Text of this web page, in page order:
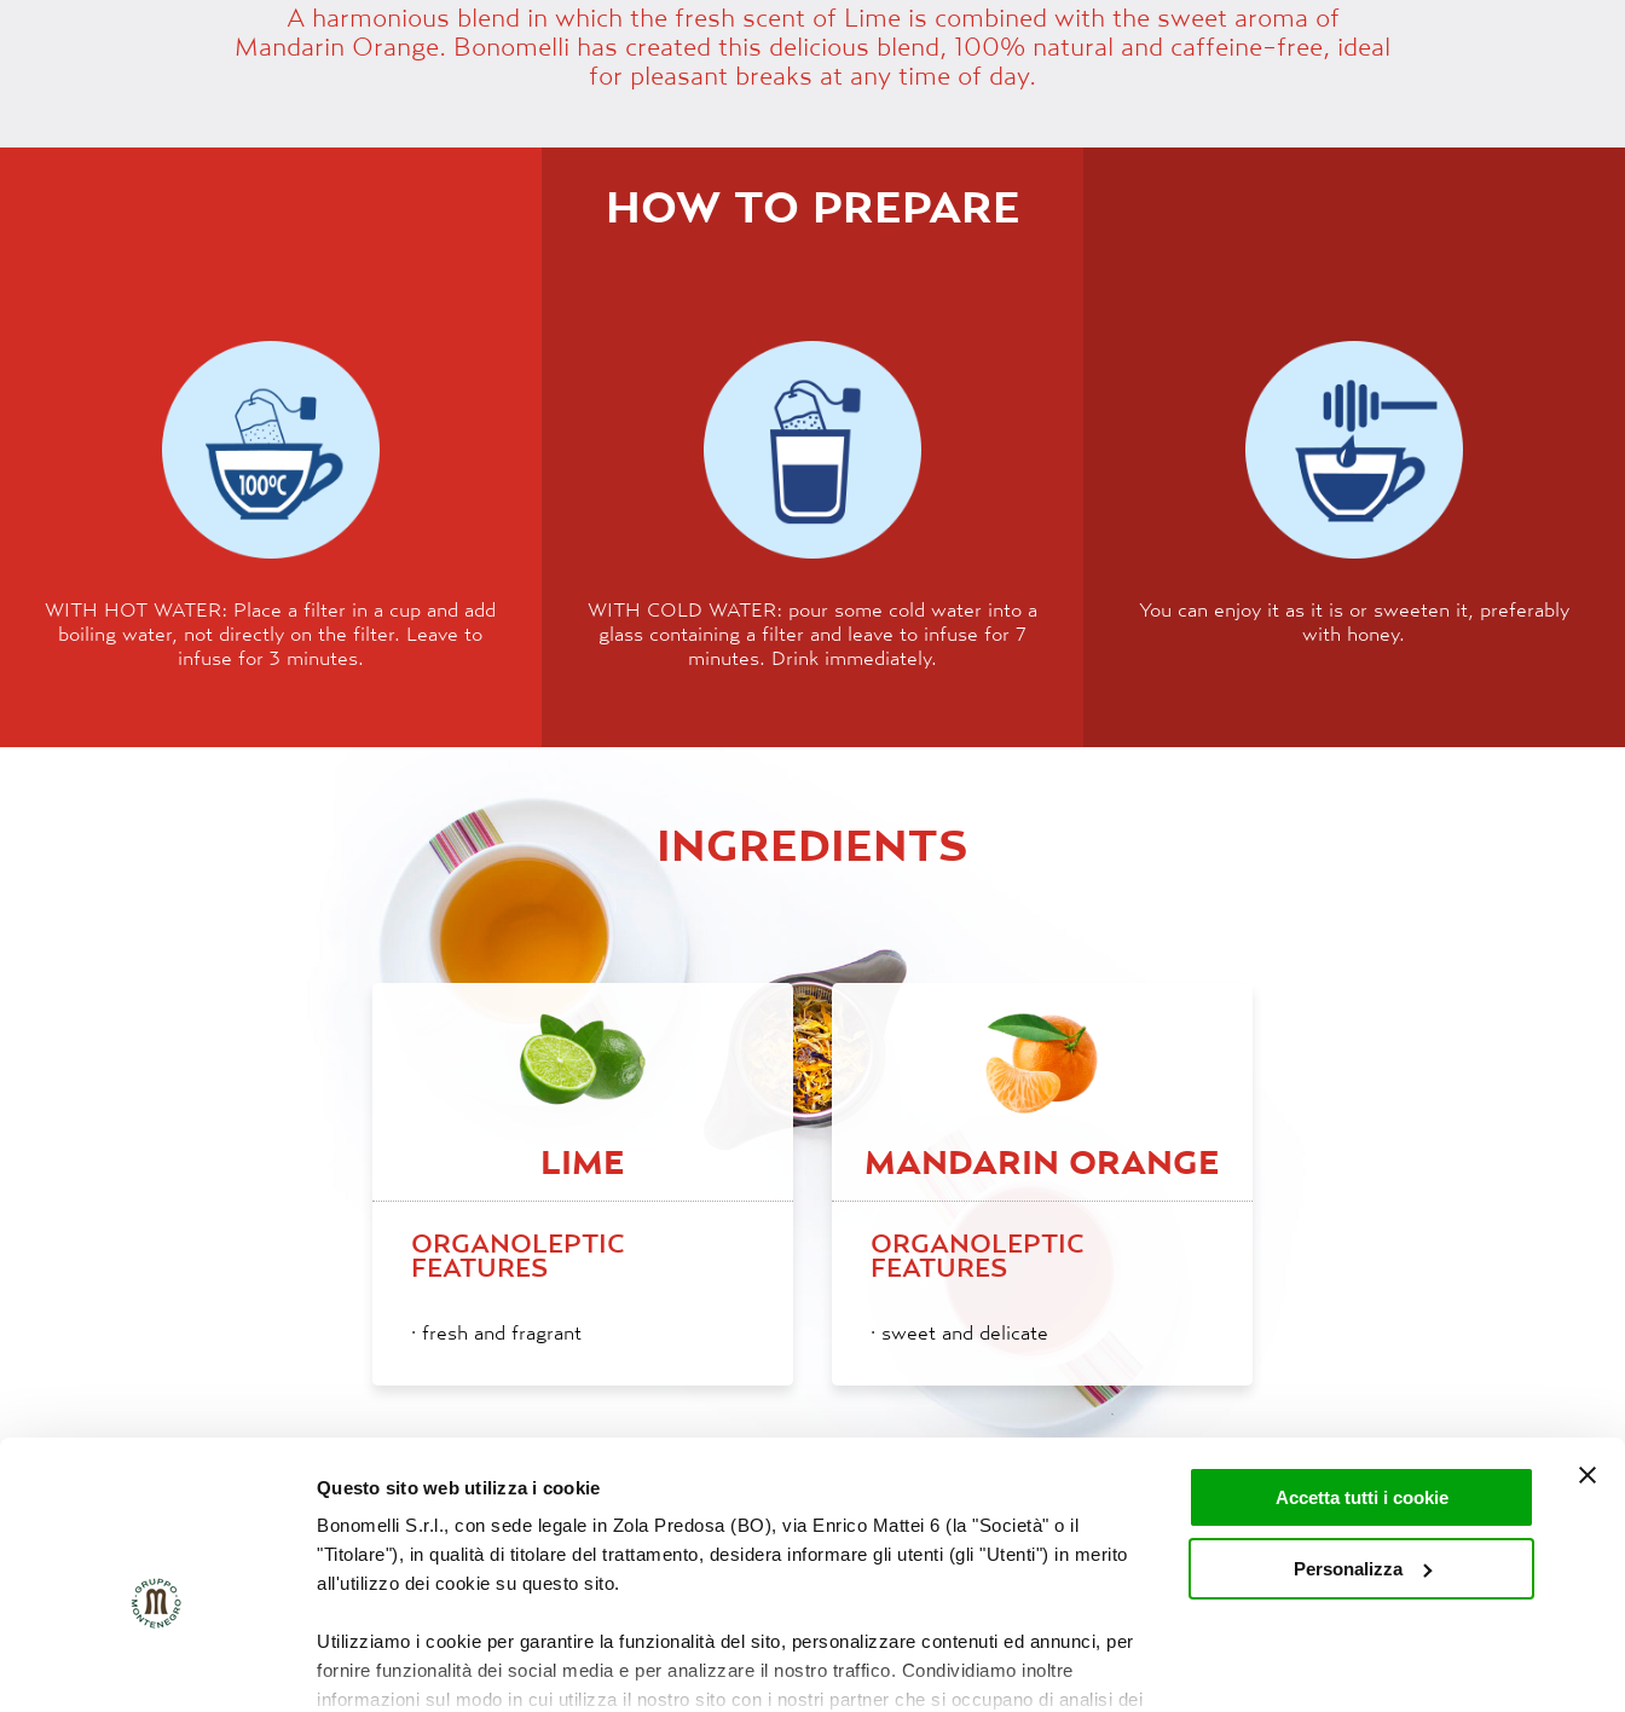
Questo sito web utilizza i cookie
Bonomelli S.r.l., con sede legale in Zola Predosa (BO), via Enrico Mattei 6 (la "Società" o il
"Titolare"), in qualità di titolare del trattamento, desidera informare gli utenti (gli "Utenti") in merito
all'utilizzo dei cookie su questo sito.
Utilizziamo i cookie per garantire la funzionalità del sito, personalizzare contenuti ed annunci, per
fornire funzionalità dei social media e per analizzare il nostro traffico. Condividiamo inoltre
informazioni sul modo in cui utilizza il nostro sito con i nostri partner che si occupano di analisi dei
Accetta tutti i cookie
Personalizza
A harmonious blend in which the fresh scent of Lime is combined with the sweet aroma of
Mandarin Orange. Bonomelli has created this delicious blend, 100% natural and caffeine-free, ideal
for pleasant breaks at any time of day.
HOW TO PREPARE
WITH HOT WATER: Place a filter in a cup and add
boiling water, not directly on the filter. Leave to
infuse for 3 minutes.
WITH COLD WATER: pour some cold water into a
glass containing a filter and leave to infuse for 7
minutes. Drink immediately.
You can enjoy it as it is or sweeten it, preferably
with honey.
INGREDIENTS
LIME
ORGANOLEPTIC
FEATURES
· fresh and fragrant
MANDARIN ORANGE
ORGANOLEPTIC
FEATURES
· sweet and delicate
CORPORATE SITE CONTACTS